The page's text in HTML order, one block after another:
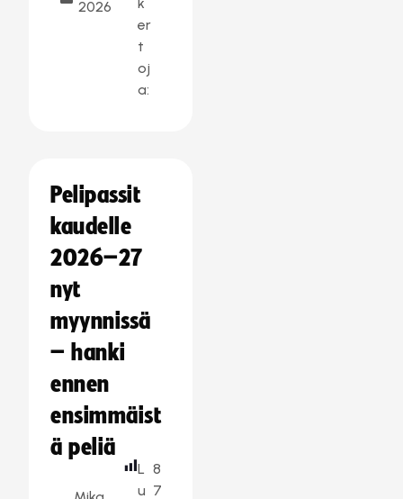
2026
er
t
oj
a:
Pelipassit
kaudelle
2026–27
nyt
myynnissä
– hanki
ennen
ensimmäist
ä peliä
L
u
8
7